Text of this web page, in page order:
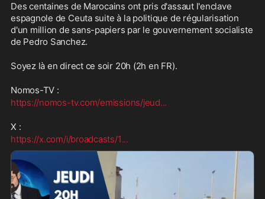
Des centaines de Marocains ont pris d'assaut l'enclave
espagnole de Ceuta suite à la politique de régularisation
d'un million de sans-papiers par le gouvernement socialiste
de Pedro Sanchez.
Soyez là en direct ce soir 20h (2h en FR).
Nomos-TV :
https://nomos-tv.com/emissions/jeud...
X :
https://x.com/i/broadcasts/1...